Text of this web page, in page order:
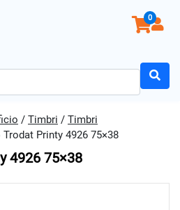
0
/ Timbri / Timbri
Printy 4926 75×38
4926 75×38